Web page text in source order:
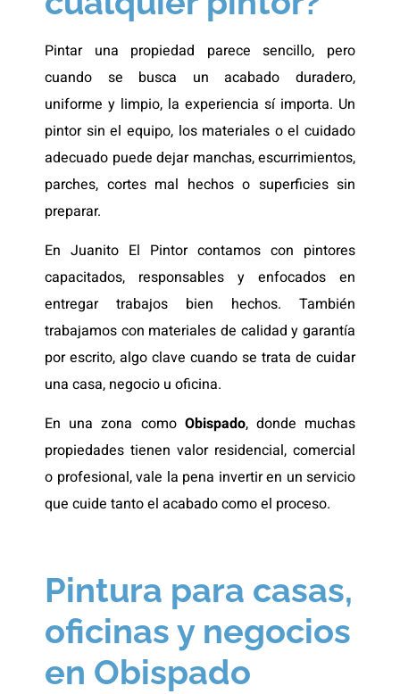
Pintar una propiedad parece sencillo, pero
cuando se busca un acabado duradero,
uniforme y limpio, la experiencia sí importa. Un
pintor sin el equipo, los materiales o el cuidado
adecuado puede dejar manchas, escurrimientos,
parches, cortes mal hechos o superficies sin
preparar.
En Juanito El Pintor contamos con pintores
capacitados, responsables y enfocados en
entregar trabajos bien hechos. También
trabajamos con materiales de calidad y garantía
por escrito, algo clave cuando se trata de cuidar
una casa, negocio u oficina.
En una zona como Obispado, donde muchas
propiedades tienen valor residencial, comercial
o profesional, vale la pena invertir en un servicio
que cuide tanto el acabado como el proceso.
Pintura para casas,
oficinas y negocios
en Obispado